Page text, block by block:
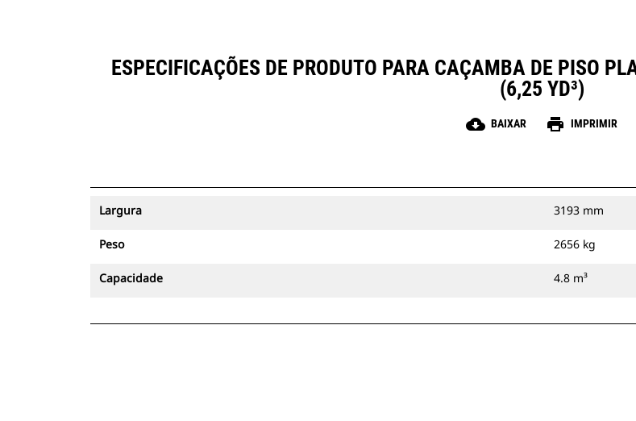
ESPECIFICAÇÕES DE PRODUTO PARA CAÇAMBA DE PISO
(6,25 YD³)
cloud_download BAIXAR print IMPRIMIR
Largura 3193 mm
Peso 2656 kg
Capacidade 4.8 m³